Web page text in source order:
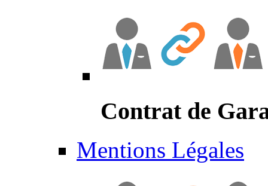
Contrat de
Mentions Légales